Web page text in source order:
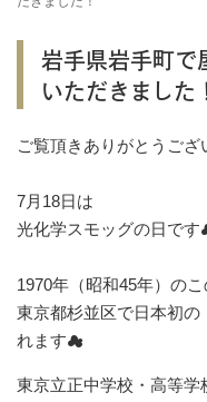
岩手県岩手町で
いただきました
ご覧頂きありがとうござ
⁡7月18日は⁡
光化学スモッグの日で
⁡1970年（昭和45年）のこ
東京都杉並区で日本初の
れます☁︎
東京立正中学校・高等学